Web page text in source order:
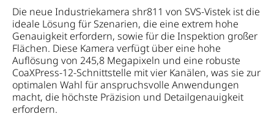
Die neue Industriekamera shr811 von SVS-Vistek ist die
ideale Lösung für Szenarien, die eine extrem hohe
Genauigkeit erfordern, sowie für die Inspektion großer
Flächen. Diese Kamera verfügt über eine hohe
Auflösung von 245,8 Megapixeln und eine robuste
CoaXPress-12-Schnittstelle mit vier Kanälen, was sie zur
optimalen Wahl für anspruchsvolle Anwendungen
macht, die höchste Präzision und Detailgenauigkeit
erfordern.